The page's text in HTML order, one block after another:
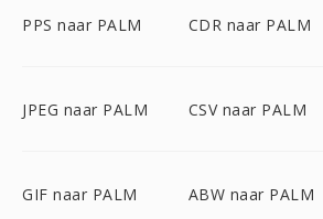
PPS naar PALM CDR naar PALM
JPEG naar PALM CSV naar PALM
GIF naar PALM ABW naar PALM